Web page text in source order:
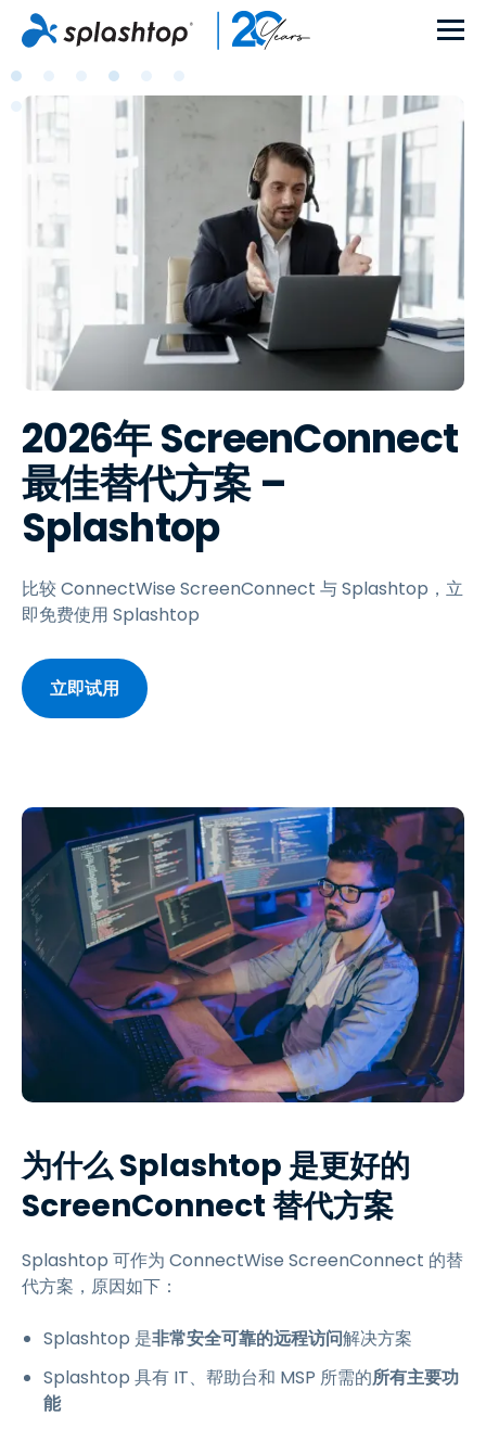
2026年 ScreenConnect
最佳替代方案 –
Splashtop
比较 ConnectWise ScreenConnect 与 Splashtop，立
即免费使用 Splashtop
立即试用
为什么 Splashtop 是更好的
ScreenConnect 替代方案
Splashtop 可作为 ConnectWise ScreenConnect 的替
代方案，原因如下：
Splashtop 是非常安全可靠的远程访问解决方案
Splashtop 具有 IT、帮助台和 MSP 所需的所有主要功
能